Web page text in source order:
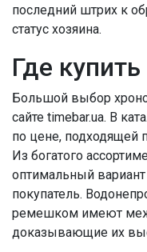
последний штрих к
статус хозяина.
Где
Большой выбор
сайте timebar.ua. В
по цене, подходящей
Из богатого
оптимальный
покупатель.
ремешком имеют
доказывающие их